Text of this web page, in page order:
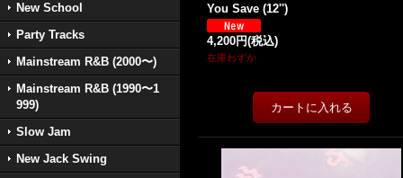
New School
Party Tracks
Mainstream R&B (2000〜)
Mainstream R&B (1990〜1
999)
Slow Jam
New Jack Swing
You Save (12'')
4,200円(税込)
在庫わずか